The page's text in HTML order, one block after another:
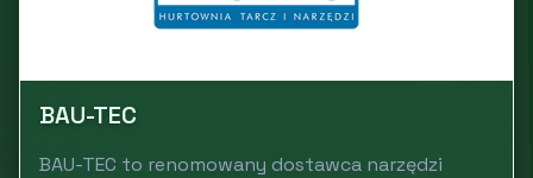
BAU-TEC
BAU-TEC to renomowany dostawca narzędzi